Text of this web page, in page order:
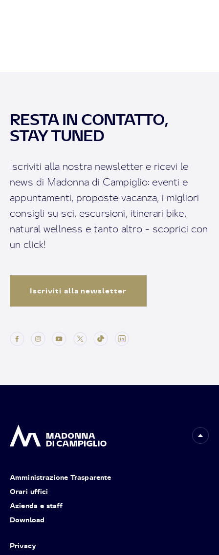
RESTA IN CONTATTO,
STAY TUNED
Iscriviti alla nostra newsletter e ricevi le
news di Madonna di Campiglio: eventi e
appuntamenti, proposte vacanza, i migliori
consigli su sci, escursioni, itinerari bike,
natural wellness e tanto altro - scoprici con
un click!
Iscriviti alla newsletter
Amministrazione Trasparente
Orari uffici
Azienda e staff
Download
Privacy